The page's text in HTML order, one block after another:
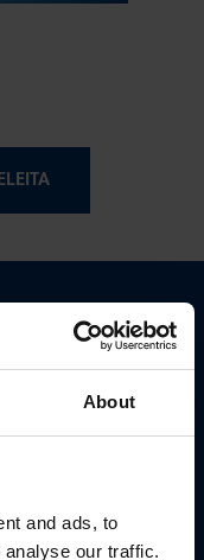
About
and ads, to
our traffic.
puhelimitse,